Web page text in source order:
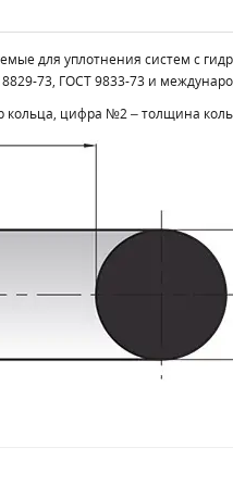
для уплотнения систем с
73, ГОСТ 9833-73 и
цифра №2 – толщина